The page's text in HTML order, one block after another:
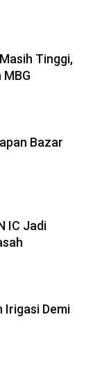
Tinggi,
Bazar
IC Jadi
Irigasi Demi